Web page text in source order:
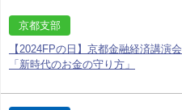
京都支部
【2024FPの日】京都金融経済講演会
「新時代のお金の守り方」